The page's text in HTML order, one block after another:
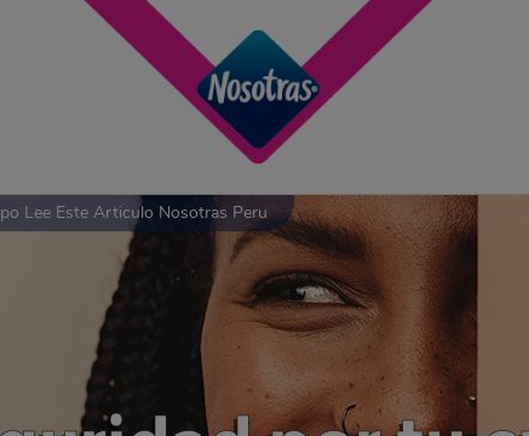
Lee Este Articulo Nosotras Peru